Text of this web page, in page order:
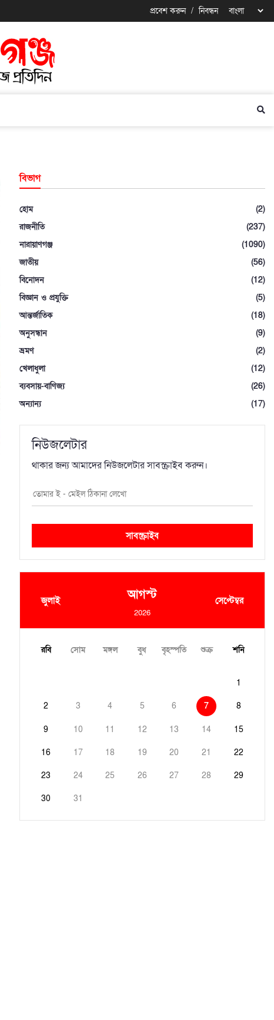
প্রবেশ করুন / নিবন্ধন
বিভাগ
হোম
(2)
রাজনীতি
(237)
নারায়াণগঞ্জ
(1090)
জাতীয়
(56)
বিনোদন
(12)
বিজ্ঞান ও প্রযুক্তি
(5)
আন্তর্জাতিক
(18)
অনুসন্ধান
(9)
ভ্রমণ
(2)
খেলাধুলা
(12)
ব্যবসায়-বাণিজ্য
(26)
অন্যান্য
(17)
নিউজলেটার
থাকার জন্য আমাদের নিউজলেটার সাবস্ক্রাইব করুন।
সাবস্ক্রাইব
জুলাই আগস্ট
2026
সেপ্টেম্বর
রবি সোম মঙ্গল বুধ বৃহস্পতি শুক্র শনি
1
2 3 4 5 6 7 8
9 10 11 12 13 14 15
16 17 18 19 20 21 22
23 24 25 26 27 28 29
30 31